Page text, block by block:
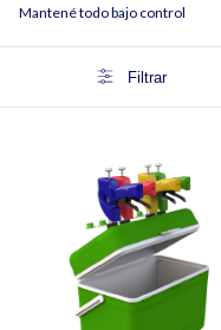
Mantené todo bajo control
Filtrar